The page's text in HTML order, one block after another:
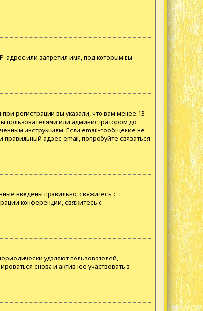
адрес или запретил имя, под которым вы
регистрации вы указали, что вам менее 13
пользователями или администратором до
инструкциям. Если email-сообщение не
адрес email, попробуйте связаться
введены правильно, свяжитесь с
конференции, свяжитесь с
удаляют пользователей,
снова и активнее участвовать в